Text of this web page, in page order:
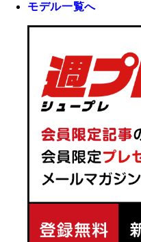
モデル一覧へ